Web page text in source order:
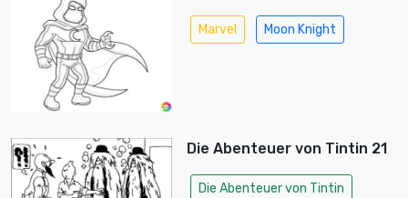
Marvel Moon Knight
Die Abenteuer von Tintin 21
Die Abenteuer von Tintin